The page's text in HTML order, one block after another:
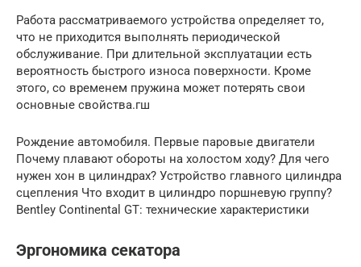
Работа рассматриваемого устройства определяет то,
что не приходится выполнять периодической
обслуживание. При длительной эксплуатации есть
вероятность быстрого износа поверхности. Кроме
этого, со временем пружина может потерять свои
основные свойства.гш
Рождение автомобиля. Первые паровые двигатели
Почему плавают обороты на холостом ходу? Для чего
нужен хон в цилиндрах? Устройство главного цилиндра
сцепления Что входит в цилиндро поршневую группу?
Bentley Continental GT: технические характеристики
Эргономика секатора